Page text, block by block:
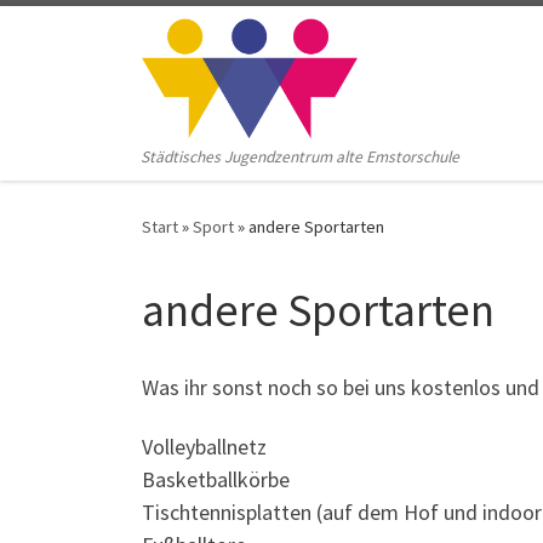
Zum Inhalt springen
Städtisches Jugendzentrum alte Emstorschule
Start»Sport»andere Sportarten
andere Sportarten
Was ihr sonst noch so bei uns kostenlos
Volleyballnetz
Basketballkörbe
Tischtennisplatten (auf dem Hof und